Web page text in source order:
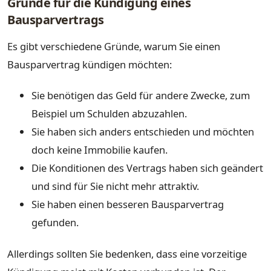
Bausparvertrags
Es gibt verschiedene Gründe, warum Sie einen
Bausparvertrag kündigen möchten:
Sie benötigen das Geld für andere Zwecke, zum
Beispiel um Schulden abzuzahlen.
Sie haben sich anders entschieden und möchten
doch keine Immobilie kaufen.
Die Konditionen des Vertrags haben sich geändert
und sind für Sie nicht mehr attraktiv.
Sie haben einen besseren Bausparvertrag
gefunden.
Allerdings sollten Sie bedenken, dass eine vorzeitige